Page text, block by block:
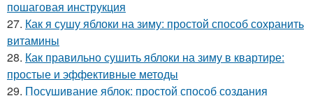
пошаговая инструкция
27. Как я сушу яблоки на зиму: простой способ сохранить
витамины
28. Как правильно сушить яблоки на зиму в квартире:
простые и эффективные методы
29. Посушивание яблок: простой способ создания